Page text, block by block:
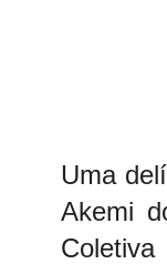
Uma
Akemi